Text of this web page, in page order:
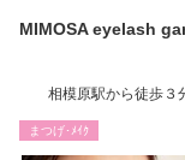
MIMOSA eyelash
相模原駅から徒歩３
まつげ･ﾒｲｸ